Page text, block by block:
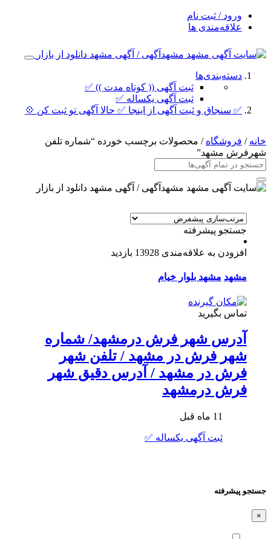
ورود / ثبت نام
علاقه‌مندی ها
دسته‌بندی‌ها
ثبت آگهی (( کوتاه مدت )) ✅
ثبت آگهی یکساله ✅
✅ سنجاق و ثبت آگهی از اینجا ✅ حالا آگهی تو ثبت کن 💠
خانه / فروشگاه / محصولات برچسب خورده “شماره تلفن
شهرفرش مشهد”
جستجو پیشرفته
افزودن به علاقه‌مندی 13928 بازدید
مشهد مشهد بلوار خیام
تماس بگیرید
آدرس شهر فرش درمشهد/ شماره
شهر فرش در مشهد / تلفن شهر
فرش در مشهد / آدرس دقیق شهر
فرش درمشهد
11 ماه قبل
ثبت آگهی یکساله ✅
جستجو پیشرفته
×